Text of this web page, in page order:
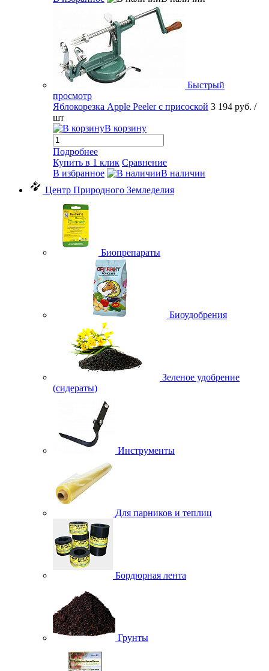
Быстрый
просмотр
Яблокорезка Apple Peeler с присоской 3 194 руб. /
шт
В корзину
Подробнее
Купить в 1 клик Сравнение
В избранное
В наличии
Центр Природного Земледелия
Биопрепараты
Биоудобрения
Зеленое удобрение
(сидераты)
Инструменты
Для парников и теплиц
Бордюрная лента
Грунты